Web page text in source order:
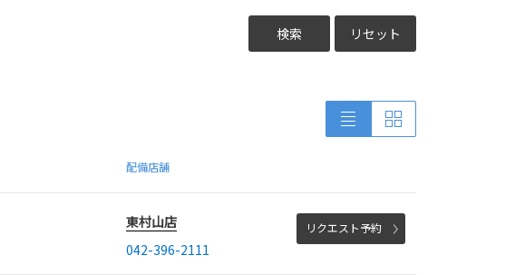
検索 リセット
配備店舗
東村山店
042-396-2111
リクエスト予約